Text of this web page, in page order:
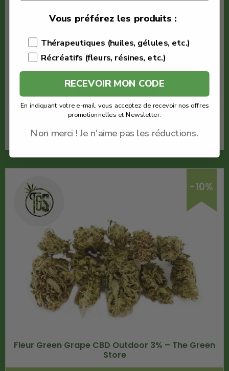
€28.80
The Green Store
Fleur Vanilla Kush
Quantité : 5g
Fleur CBD
Voir le produit
En savoir plus
-10%
Fleur Green Grape CBD Outdoor 3% – The Green
Store
Vous préférez les produits :
Thérapeutiques (huiles, gélules, etc.)
Récréatifs (fleurs, résines, etc.)
RECEVOIR MON CODE
En indiquant votre e-mail, vous acceptez de recevoir nos offres
promotionnelles et Newsletter.
Non merci ! Je n'aime pas les réductions.